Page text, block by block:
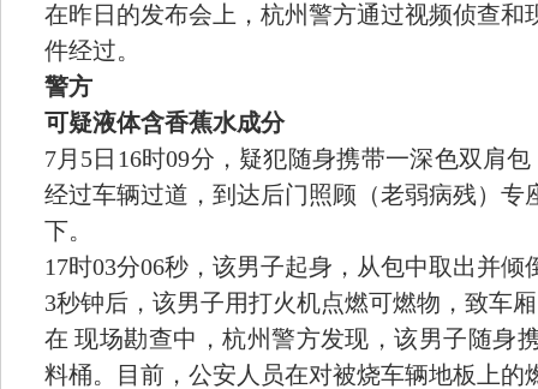
在昨日的发布会上，杭州警方通过视频侦查和
件经过。
警方
可疑液体含香蕉水成分
7月5日16时09分，疑犯随身携带一深色双肩
经过车辆过道，到达后门照顾（老弱病残）专
下。
17时03分06秒，该男子起身，从包中取出并倾
3秒钟后，该男子用打火机点燃可燃物，致车
在 现场勘查中，杭州警方发现，该男子随身
料桶。目前，公安人员在对被烧车辆地板上的